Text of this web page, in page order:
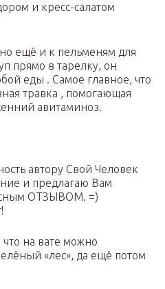
и кресс-салатом
ещё и к пельменям для
прямо в тарелку, он
еды . Самое главное, что
травка , помогающая
авитаминоз.
автору Свой Человек
и предлагаю Вам
ОТЗЫВОМ. =)
на вате можно
«лес», да ещё потом